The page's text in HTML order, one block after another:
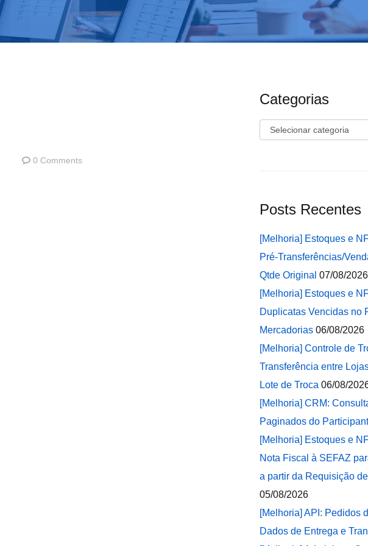
0 Comments
Categorias
Categorias
Posts Recentes
[Melhoria] Estoques e
Pré-Transferências/
Qtde Original 07/08/2026
[Melhoria] Estoques e
Duplicatas Vencidas no
Mercadorias 06/08/2026
[Melhoria] Controle de
Transferência entre
Lote de Troca 06/08/
[Melhoria] CRM:
Paginados do
[Melhoria] Estoques e
Nota Fiscal à SEFAZ
a partir da Requisição
05/08/2026
[Melhoria] API: Pedidos
Dados de Entrega e